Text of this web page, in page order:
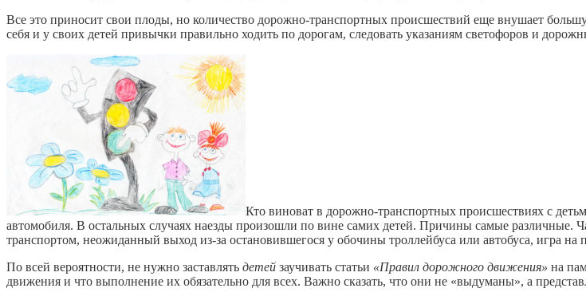
Все это приносит свои плоды, но количество дорожно-транспортных происшествий еще внушает
себя и у своих детей привычки правильно ходить по до­рогам, следовать указаниям свето­форов и
Кто виноват в дорожно-транс­портных происшествиях с
автомобиля. В осталь­ных случаях наезды произошли по вине самих детей. Причины самые различные.
транспортом, неожиданный выход из-за остановившегося у обочины трол­лейбуса или автобуса, игра
По всей вероятности, не нужно заставлять детей заучивать статьи «Правил дорожного движения» на
движения и что выполнение их обязательно для всех. Важно сказать, что они не «выдуманы», а